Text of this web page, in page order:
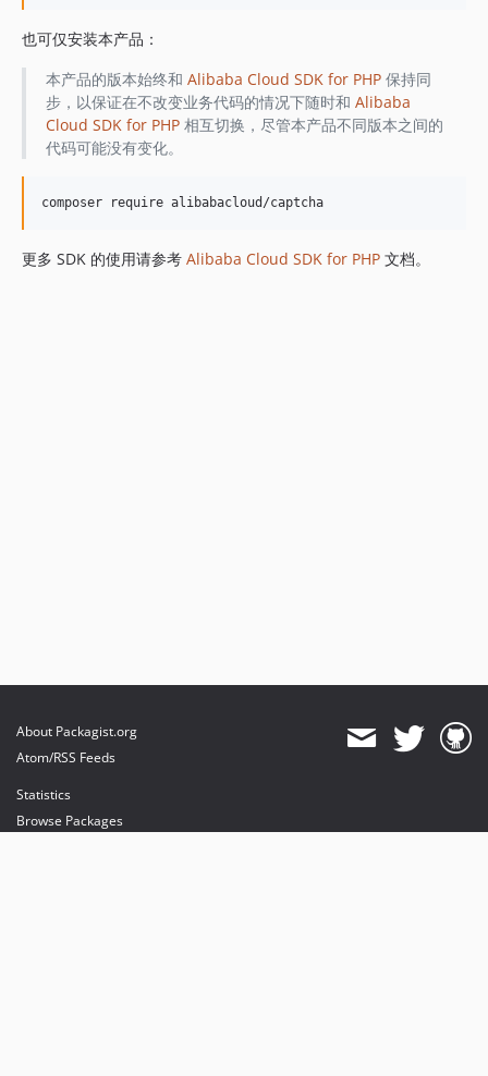
也可仅安装本产品：
本产品的版本始终和 Alibaba Cloud SDK for PHP保持同
步，以保证在不改变业务代码的情况下随时和 Alibaba
Cloud SDK for PHP相互切换，尽管本产品不同版本之间的
代码可能没有变化。
更多 SDK 的使用请参考 Alibaba Cloud SDK for PHP 文档。
About Packagist.org
Atom/RSS Feeds
Statistics
Browse Packages